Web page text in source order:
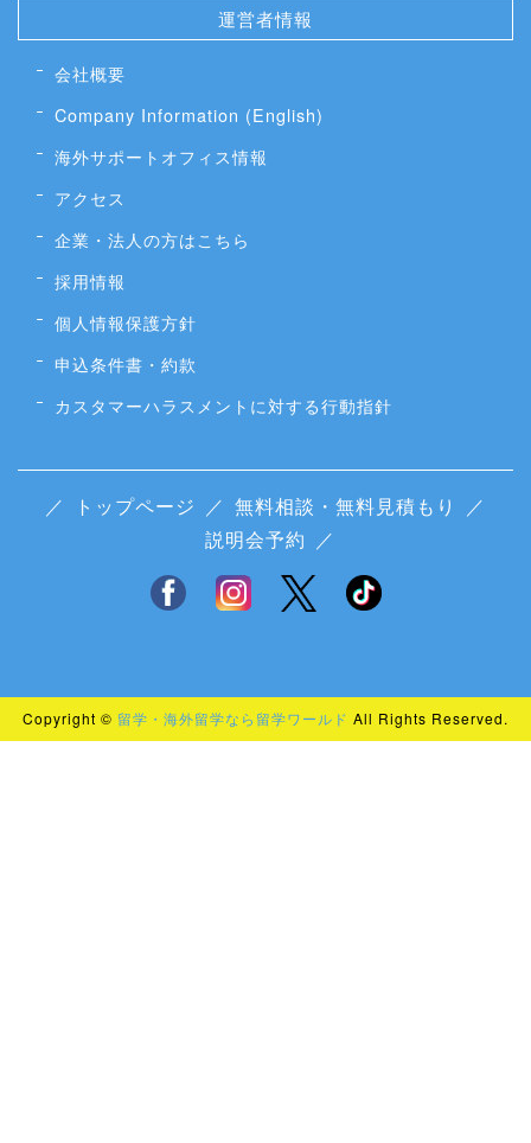
運営者情報
会社概要
Company Information (English)
海外サポートオフィス情報
アクセス
企業・法人の方はこちら
採用情報
個人情報保護方針
申込条件書・約款
カスタマーハラスメントに対する行動指針
／ トップページ ／ 無料相談・無料見積もり
／
説明会予約 ／
Copyright © 留学・海外留学なら留学ワールド All Rights Reserved.